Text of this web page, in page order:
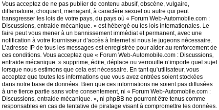
Vous acceptez de ne pas publier de contenu abusif, obscène, vulgaire,
diffamatoire, choquant, menaçant, à caractère sexuel ou autre qui peut
transgresser les lois de votre pays, du pays où « Forum Web-Automobile.com :
Discussions, entraide mécanique. » est hébergé ou les lois internationales. Le
faire peut vous mener à un bannissement immédiat et permanent, avec une
notification à votre fournisseur d’accès à Internet si nous le jugeons nécessaire.
L’adresse IP de tous les messages est enregistrée pour aider au renforcement de
ces conditions. Vous acceptez que « Forum Web-Automobile.com : Discussions,
entraide mécanique. » supprime, édite, déplace ou verrouille n’importe quel sujet
lorsque nous estimons que cela est nécessaire. En tant qu’utilisateur, vous
acceptez que toutes les informations que vous avez entrées soient stockées
dans notre base de données. Bien que ces informations ne soient pas diffusées
à une tierce partie sans votre consentement, ni « Forum Web-Automobile.com :
Discussions, entraide mécanique. », ni phpBB ne pourront être tenus comme
responsables en cas de tentative de piratage visant à compromettre les données.